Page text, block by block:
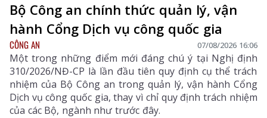
Bộ Công an chính thức quản lý, vận
hành Cổng Dịch vụ công quốc gia
CÔNG AN 07/08/2026 16:06
Một trong những điểm mới đáng chú ý tại Nghị định
310/2026/NĐ-CP là lần đầu tiên quy định cụ thể trách
nhiệm của Bộ Công an trong quản lý, vận hành Cổng
Dịch vụ công quốc gia, thay vì chỉ quy định trách nhiệm
của các Bộ, ngành như trước đây.